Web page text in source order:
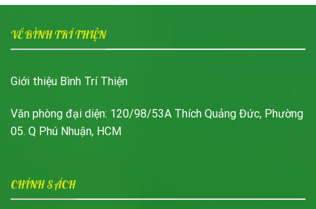
VỀ BÌNH TRÍ THIỆN
Giới thiệu Bình Trí Thiện
Văn phòng đại diện: 120/98/53A Thích Quảng Đức, Phường
05. Q Phú Nhuận, HCM
CHÍNH SÁCH